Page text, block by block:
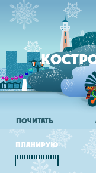
ПОЧИТАТЬ
ПЛАНИРУЮ